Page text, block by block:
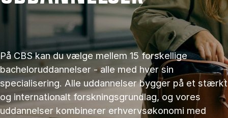
På CBS kan du vælge mellem 15 forskellige
bacheloruddannelser - alle med hver sin
specialisering. Alle uddannelser bygger på et stærkt
og internationalt forskningsgrundlag, og vores
uddannelser kombinerer erhvervsøkonomi med